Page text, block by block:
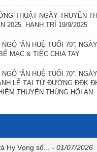
THUẬT NGÀY TRUYỀN
2025. HẠNH TRÍ 19/9/2025
NGỘ “ÂN HUỆ TUỔI 70”.
BẾ MẠC & TIỆC CHIA TAY
NGỘ “ÂN HUỆ TUỔI 70”.
LỄ TẠI TỪ ĐƯỜNG ĐĐK
THUYỀN THÚNG HỘI AN
Hy Vọng số... - 01/07/2026